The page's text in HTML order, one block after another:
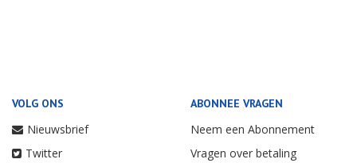
VOLG ONS
Nieuwsbrief
Twitter
ABONNEE VRAGEN
Neem een Abonnement
Vragen over betaling